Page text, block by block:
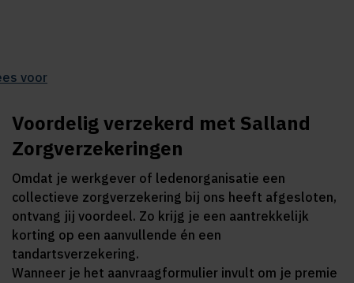
voor
Voordelig verzekerd met Salland
Zorgverzekeringen
Omdat je werkgever of ledenorganisatie een
collectieve zorgverzekering bij ons heeft afgesloten,
ontvang jij voordeel. Zo krijg je een aantrekkelijk
korting op een aanvullende én een
tandartsverzekering.
Wanneer je het aanvraagformulier invult om je premie